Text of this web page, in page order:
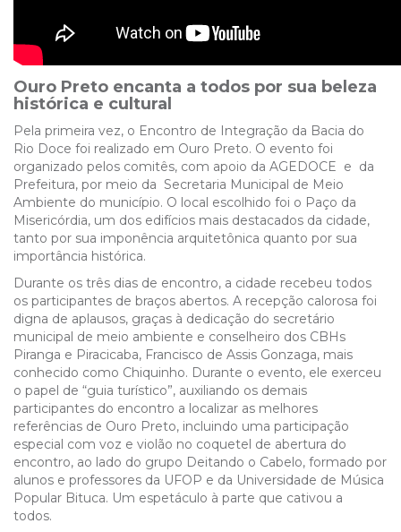
Ouro Preto encanta a todos por sua beleza
histórica e cultural
Pela primeira vez, o Encontro de Integração da Bacia do
Rio Doce foi realizado em Ouro Preto. O evento foi
organizado pelos comitês, com apoio da AGEDOCE e da
Prefeitura, por meio da Secretaria Municipal de Meio
Ambiente do município. O local escolhido foi o Paço da
Misericórdia, um dos edifícios mais destacados da cidade,
tanto por sua imponência arquitetônica quanto por sua
importância histórica.
Durante os três dias de encontro, a cidade recebeu todos
os participantes de braços abertos. A recepção calorosa foi
digna de aplausos, graças à dedicação do secretário
municipal de meio ambiente e conselheiro dos CBHs
Piranga e Piracicaba, Francisco de Assis Gonzaga, mais
conhecido como Chiquinho. Durante o evento, ele exerceu
o papel de “guia turístico”, auxiliando os demais
participantes do encontro a localizar as melhores
referências de Ouro Preto, incluindo uma participação
especial com voz e violão no coquetel de abertura do
encontro, ao lado do grupo Deitando o Cabelo, formado por
alunos e professores da UFOP e da Universidade de Música
Popular Bituca. Um espetáculo à parte que cativou a
todos.